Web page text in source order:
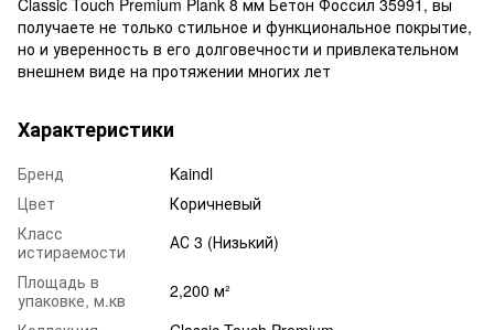
получаете не только стильное и функциональное покрытие,
но и уверенность в его долговечности и привлекательном
внешнем виде на протяжении многих лет
Характеристики
Бренд
Kaindl
Цвет
Коричневый
Класс
истираемости
АС 3 (Низький)
Площадь в
упаковке, м.кв
2,200 м²